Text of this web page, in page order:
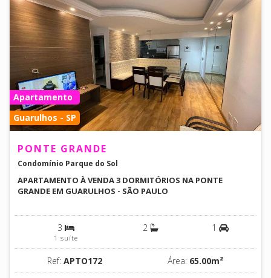
Apartamento
Guarulhos - SP
PONTE GRANDE
Condomínio Parque do Sol
APARTAMENTO À VENDA 3 DORMITÓRIOS NA PONTE
GRANDE EM GUARULHOS - SÃO PAULO
3
1 suíte
2 1
Ref: APTO172 Área: 65.00m²